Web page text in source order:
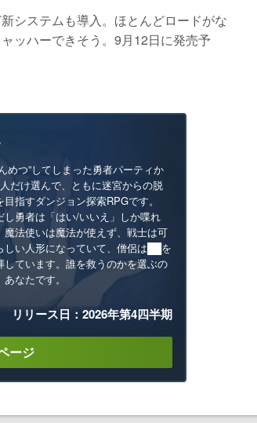
システムも導入。ほとんどロードがな
ッハーできそう。9月12日に発売予
めつ”してしまった勇者パーティか
だけ選んで、ともに迷宮からの脱
目指すダンジョン探索RPGです。
し勇者は「はい/いいえ」しか喋れ
魔法使いは魔法が使えず、戦士は可
しい人形になっていて、僧侶は██を
しています。誰を救うのかを選ぶの
あなたです。
リリース日：2026年第4四半期
ージ